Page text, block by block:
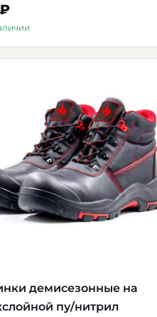
демисезонные на
пу/нитрил